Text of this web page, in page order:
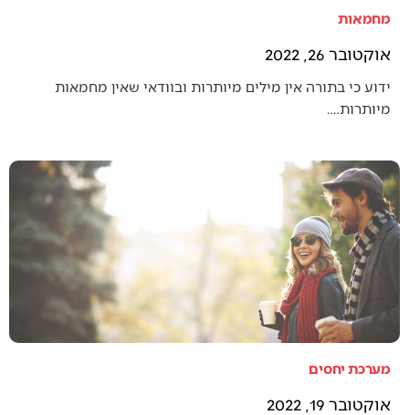
מחמאות
אוקטובר 26, 2022
ידוע כי בתורה אין מילים מיותרות ובוודאי שאין מחמאות
מיותרות.…
מערכת יחסים
אוקטובר 19, 2022